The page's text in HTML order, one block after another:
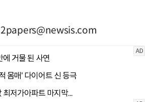
2papers@newsis.com